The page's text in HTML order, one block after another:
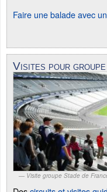
Faire une balade avec
Visites pour groupe
Visite groupe Stade de